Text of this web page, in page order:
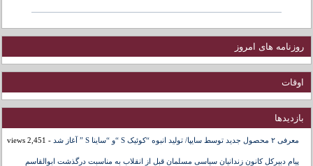
روزنامه های امروز
اوقات
بازدیدها
معرفی ۲ محصول جدید توسط سایپا/ تولید انبوه “کوئیک S “و “ساینا S ” آغاز شد - 2,451 views
پیام دبیرکل کانون زندانیان سیاسی مسلمان قبل از انقلاب به مناسبت درگذشت ابوالقاسم